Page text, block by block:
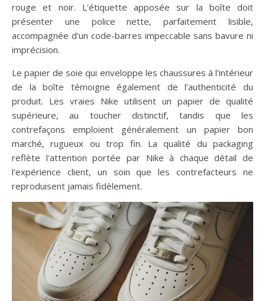
rouge et noir. L'étiquette apposée sur la boîte doit
présenter une police nette, parfaitement lisible,
accompagnée d'un code-barres impeccable sans bavure ni
imprécision.
Le papier de soie qui enveloppe les chaussures à l'intérieur
de la boîte témoigne également de l'authenticité du
produit. Les vraies Nike utilisent un papier de qualité
supérieure, au toucher distinctif, tandis que les
contrefaçons emploient généralement un papier bon
marché, rugueux ou trop fin. La qualité du packaging
reflète l'attention portée par Nike à chaque détail de
l'expérience client, un soin que les contrefacteurs ne
reproduisent jamais fidèlement.